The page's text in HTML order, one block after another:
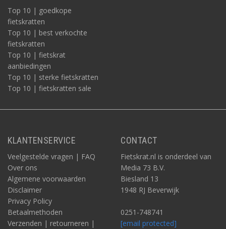
Top 10 | goedkope
fietskratten
Top 10 | best verkochte
fietskratten
Top 10 | fietskrat
aanbiedingen
Top 10 | sterke fietskratten
Top 10 | fietskratten sale
KLANTENSERVICE
Veelgestelde vragen | FAQ
Over ons
Algemene voorwaarden
Disclaimer
Privacy Policy
Betaalmethoden
Verzenden | retourneren |
CONTACT
Fietskrat.nl is onderdeel van
Media 73 B.V.
Biesland 13
1948 RJ Beverwijk
0251-748741
[email protected]